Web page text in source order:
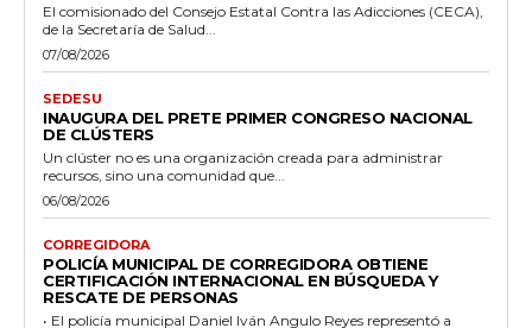
El comisionado del Consejo Estatal Contra las Adicciones (CECA),
de la Secretaría de Salud...
07/08/2026
SEDESU
INAUGURA DEL PRETE PRIMER CONGRESO NACIONAL
DE CLÚSTERS
Un clúster no es una organización creada para administrar
recursos, sino una comunidad que...
06/08/2026
CORREGIDORA
POLICÍA MUNICIPAL DE CORREGIDORA OBTIENE
CERTIFICACIÓN INTERNACIONAL EN BÚSQUEDA Y
RESCATE DE PERSONAS
• El policía municipal Daniel Iván Angulo Reyes representó a